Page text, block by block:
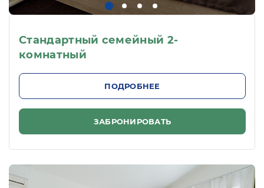
Стандартный семейный 2-
комнатный
ПОДРОБНЕЕ
ЗАБРОНИРОВАТЬ